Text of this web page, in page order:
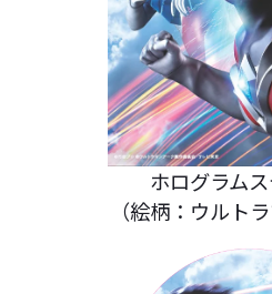
ホログラム
（絵柄：ウルト